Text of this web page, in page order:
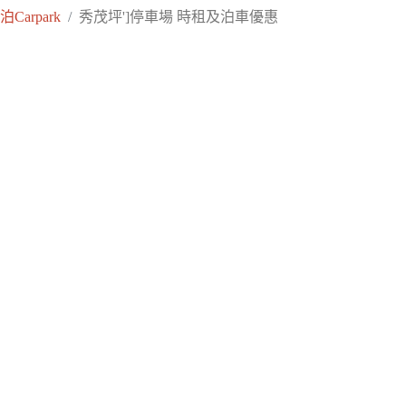
泊Carpark
秀茂坪']停車場 時租及泊車優惠